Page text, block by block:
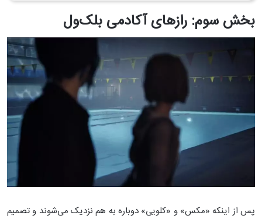
بخش سوم: رازهای آکادمی بلک‌ول
پس از اینکه «مکس» و «کلویی» دوباره به هم نزدیک می‌شوند و تصمیم